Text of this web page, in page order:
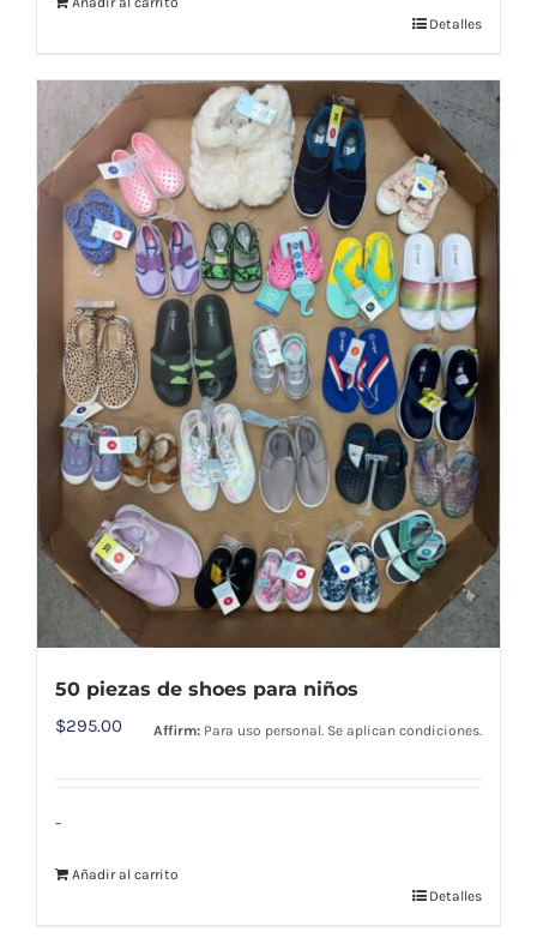
Detalles
50 piezas de shoes para niños
$295.00 Affirm: Para uso personal. Se aplican condiciones.
-
Añadir al carrito
Detalles